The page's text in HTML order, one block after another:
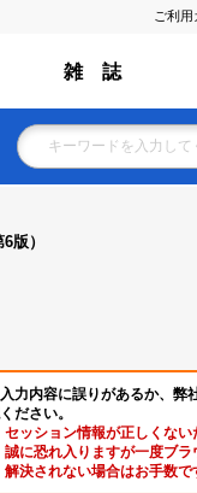
ご利用
雑 誌
版）
力内容に誤りがあるか、弊
ださい。
セッション情報が正しくな
誠に恐れ入りますが一度ブラ
解決されない場合はお手数で